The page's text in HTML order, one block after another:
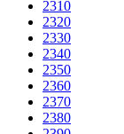
2310
2320
2330
2340
2350
2360
2370
2380